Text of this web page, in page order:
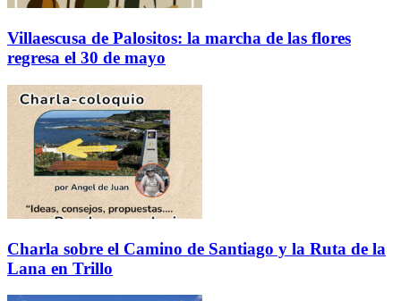
Villaescusa de Palositos: la marcha de las flores
regresa el 30 de mayo
Charla sobre el Camino de Santiago y la Ruta de la
Lana en Trillo